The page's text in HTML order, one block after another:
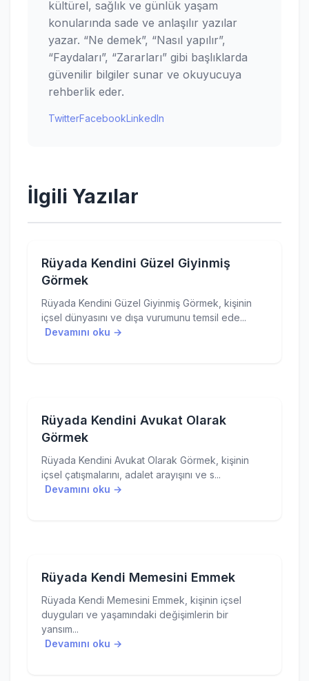
kültürel, sağlık ve günlük yaşam
konularında sade ve anlaşılır yazılar
yazar. “Ne demek”, “Nasıl yapılır”,
“Faydaları”, “Zararları” gibi başlıklarda
güvenilir bilgiler sunar ve okuyucuya
rehberlik eder.
TwitterFacebookLinkedIn
İlgili Yazılar
Rüyada Kendini Güzel Giyinmiş
Görmek
Rüyada Kendini Güzel Giyinmiş Görmek, kişinin
içsel dünyasını ve dışa vurumunu temsil ede...
Devamını oku →
Rüyada Kendini Avukat Olarak
Görmek
Rüyada Kendini Avukat Olarak Görmek, kişinin
içsel çatışmalarını, adalet arayışını ve s...
Devamını oku →
Rüyada Kendi Memesini Emmek
Rüyada Kendi Memesini Emmek, kişinin içsel
duyguları ve yaşamındaki değişimlerin bir
yansım...
Devamını oku →